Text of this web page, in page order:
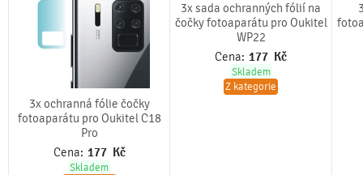
3x ochranná fólie čočky
fotoaparátu pro Oukitel C18
Pro
Cena: 177 Kč
Skladem
3x sada ochranných fólií na
čočky fotoaparátu pro Oukitel
WP22
Cena: 177 Kč
Skladem
Z kategorie